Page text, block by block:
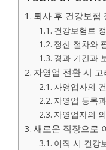
퇴사 후 건강보험
건강보험료
정산 절차와
경과 기간과
자영업 전환 시
자영업자의
자영업 등록
자영업자의
새로운 직장으로
이직 시 건강